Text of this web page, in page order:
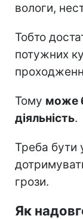
вологи,
Тобто
потужних
Тому може
діяльність.
Треба
грози.
Як